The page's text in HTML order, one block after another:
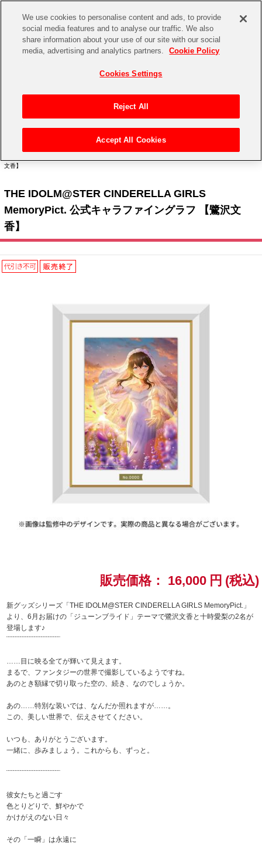
CHANNEL STORE EVENT
ASOBI STORE TOP
ゲーム 電子書籍
CD / Blu-ray
EVENT
その他先行受付
プレミアム会員とは
アイドルマスターシリーズ
アイドルマスター
アイドルマスター SideM
テイルズ オブ シリーズ
スサノオマジック
ガンダムシリーズ
ラブライブ！
ラブライブ！サンシャイン‼
ラブライブ！虹ヶ咲学園スクールアイドル同好会
ラブライブ！スーパースター!!
アイドリッシュセブン
モフモフパレード
イベントグッズ
トイ・ホビー
アイドルマスター シリーズ>アイドルマスター シンデレラガール
文香】
THE IDOLM@STER CINDERELLA GIRLS
MemoryPict. 公式キャラファイングラフ 【鷺沢文
香】
販売価格： 16,000 円 (税込)
新グッズシリーズ「THE IDOLM@STER CINDERELLA GIRLS MemoryPict.」
より、6月お届けの「ジューンブライド」テーマで鷺沢文香と十時愛梨の2名が
登場します♪
¨¨¨¨¨¨¨¨¨¨¨¨¨¨¨¨¨¨¨¨¨¨¨
……目に映る全てが輝いて見えます。
まるで、ファンタジーの世界で撮影しているようですね。
あのとき額縁で切り取った空の、続き、なのでしょうか。
あの……特別な装いでは、なんだか照れますが……。
この、美しい世界で、伝えさせてください。
いつも、ありがとうございます。
一緒に、歩みましょう。これからも、ずっと。
¨¨¨¨¨¨¨¨¨¨¨¨¨¨¨¨¨¨¨¨¨¨¨
彼女たちと過ごす
色とりどりで、鮮やかで
かけがえのない日々
その「一瞬」は永遠に
We use cookies to personalise content and ads, to provide
social media features and to analyse our traffic. We also
share information about your use of our site with our social
media, advertising and analytics partners.
Cookie Policy
Cookies Settings
Reject All
Accept All Cookies